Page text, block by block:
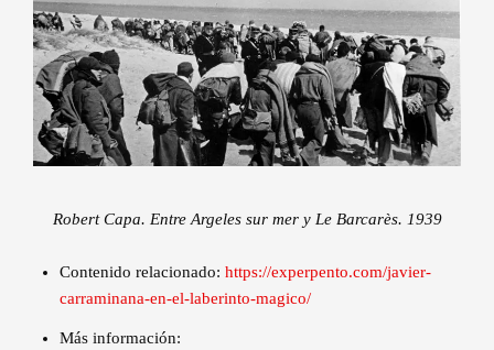
Robert Capa. Entre Argeles sur mer y Le Barcarès. 1939
Contenido relacionado: https://experpento.com/javier-
carraminana-en-el-laberinto-magico/
Más información: